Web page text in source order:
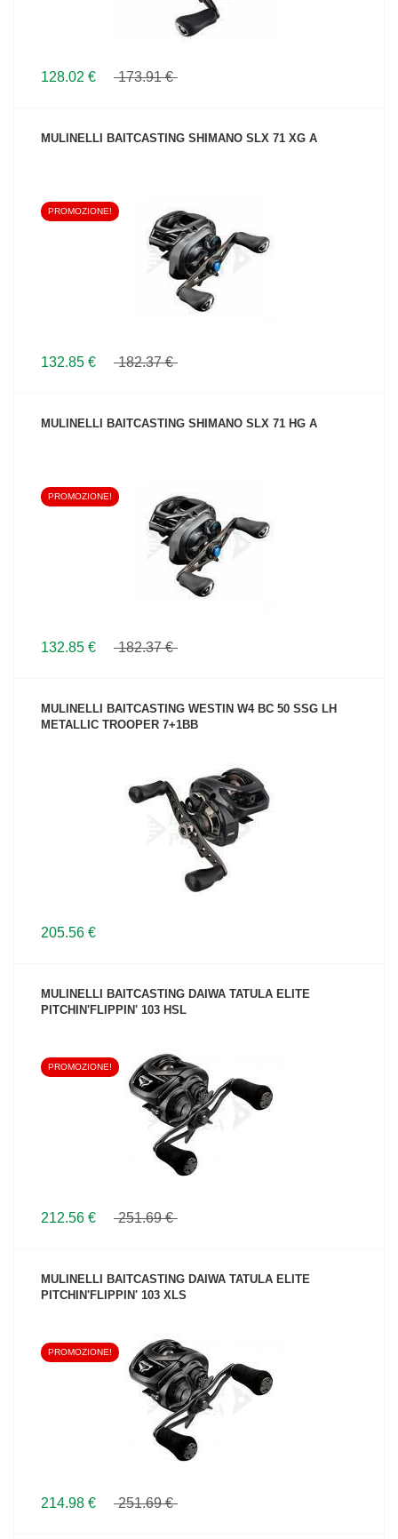
128.02 € 173.91 €
MULINELLI BAITCASTING SHIMANO SLX 71 XG A
VEDI IL PRODOTTO
PROMOZIONE!
132.85 € 182.37 €
MULINELLI BAITCASTING SHIMANO SLX 71 HG A
VEDI IL PRODOTTO
PROMOZIONE!
132.85 € 182.37 €
MULINELLI BAITCASTING WESTIN W4 BC 50 SSG LH
METALLIC TROOPER 7+1BB
VEDI IL PRODOTTO
205.56 €
MULINELLI BAITCASTING DAIWA TATULA ELITE
PITCHIN'FLIPPIN' 103 HSL
VEDI IL PRODOTTO
PROMOZIONE!
212.56 € 251.69 €
MULINELLI BAITCASTING DAIWA TATULA ELITE
PITCHIN'FLIPPIN' 103 XLS
VEDI IL PRODOTTO
PROMOZIONE!
214.98 € 251.69 €